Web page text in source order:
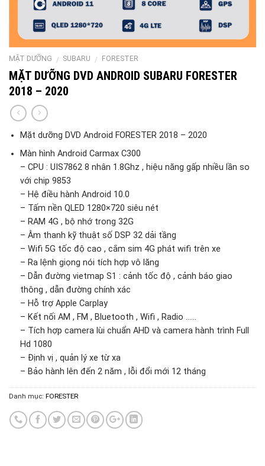
MẶT DƯỠNG / SUBARU / FORESTER
MẶT DƯỠNG DVD ANDROID SUBARU FORESTER
2018 – 2020
Mặt dưỡng DVD Android FORESTER 2018 – 2020
Màn hình Android Carmax C300
– CPU : UIS7862 8 nhân 1.8Ghz , hiệu năng gấp nhiều lần so
với chip 9853
– Hệ điều hành Android 10.0
– Tấm nền QLED 1280×720 siêu nét
– RAM 4G , bộ nhớ trong 32G
– Âm thanh kỹ thuật số DSP 32 dải tầng
– Wifi 5G tốc độ cao , cắm sim 4G phát wifi trên xe
– Ra lệnh giọng nói tích hợp vô lăng
– Dẫn đường vietmap S1 : cảnh tốc độ , cảnh báo giao
thông , dẫn đường chính xác
– Hỗ trợ Apple Carplay
– Kết nối AM , FM , Bluetooth , Wifi , Radio ……
– Tích hợp camera lùi chuẩn AHD và camera hành trình Full
Hd 1080
– Định vị , quản lý xe từ xa
– Bảo hành lên đến 2 năm , lỗi đổi mới 12 tháng
Danh mục: FORESTER